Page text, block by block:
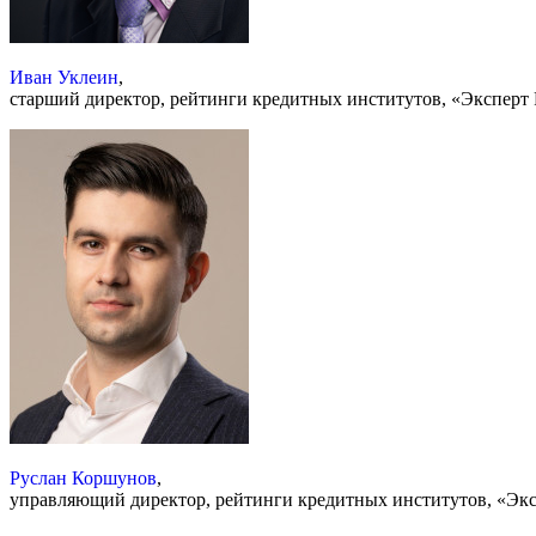
Иван Уклеин,
старший директор, рейтинги кредитных институтов, «Эксперт
Руслан Коршунов,
управляющий директор, рейтинги кредитных институтов,